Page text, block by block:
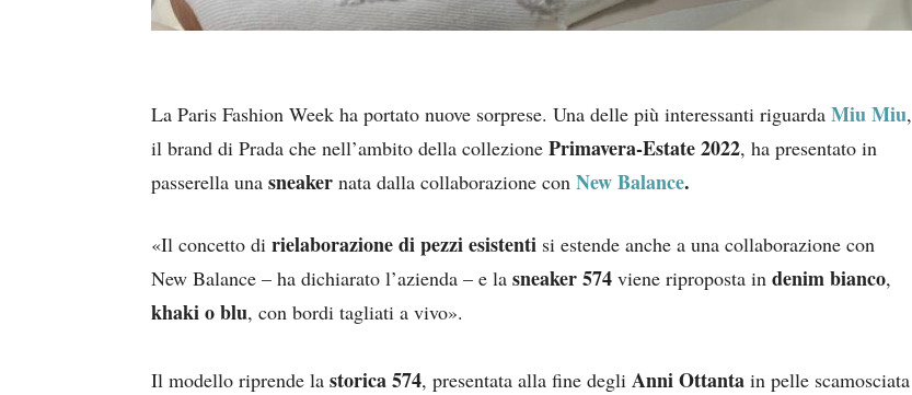
La Paris Fashion Week ha portato nuove sorprese. Una delle più interessanti riguarda Miu Miu,
il brand di Prada che nell’ambito della collezione Primavera-Estate 2022, ha presentato in
passerella una sneaker nata dalla collaborazione con New Balance.
«Il concetto di rielaborazione di pezzi esistenti si estende anche a una collaborazione con
New Balance – ha dichiarato l’azienda – e la sneaker 574 viene riproposta in denim bianco,
khaki o blu, con bordi tagliati a vivo».
Il modello riprende la storica 574, presentata alla fine degli Anni Ottanta in pelle scamosciata